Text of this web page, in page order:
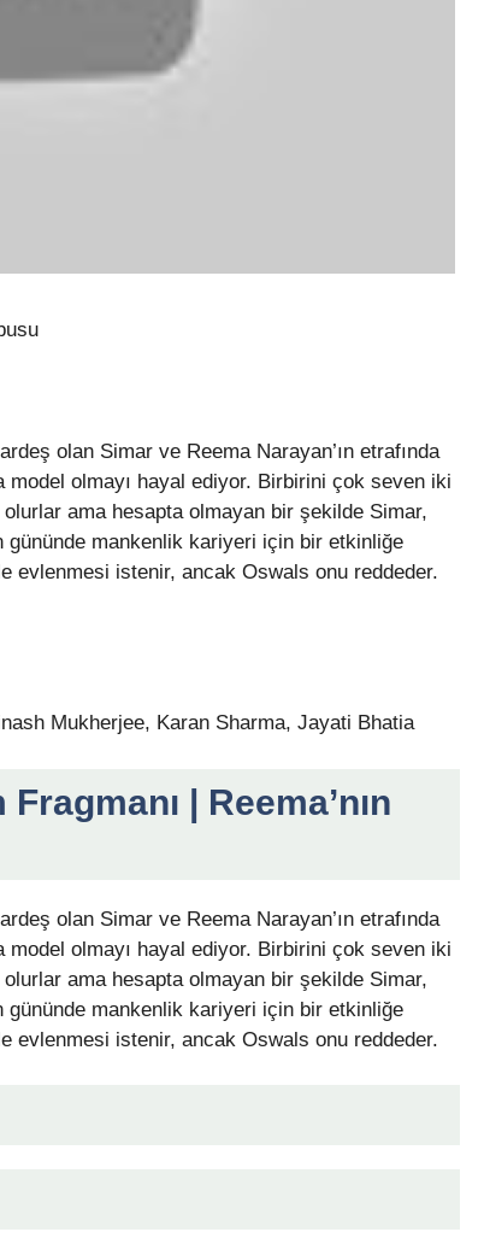
olan Simar ve Reema Narayan’ın etrafında
model olmayı hayal ediyor. Birbirini çok seven iki
ama hesapta olmayan bir şekilde Simar,
gününde mankenlik kariyeri için bir etkinliğe
evlenmesi istenir, ancak Oswals onu reddeder.
Mukherjee, Karan Sharma, Jayati Bhatia
| Reema’nın
olan Simar ve Reema Narayan’ın etrafında
model olmayı hayal ediyor. Birbirini çok seven iki
ama hesapta olmayan bir şekilde Simar,
gününde mankenlik kariyeri için bir etkinliğe
evlenmesi istenir, ancak Oswals onu reddeder.